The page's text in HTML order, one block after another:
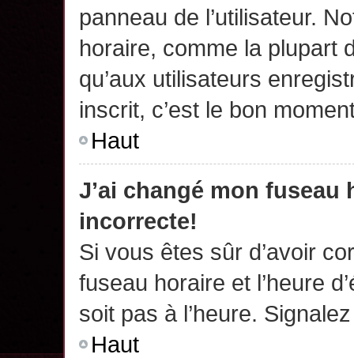
panneau de l’utilisateur.
horaire, comme la plupart
qu’aux utilisateurs
inscrit, c’est le bon
Haut
J’ai changé mon fuseau
incorrecte!
Si vous êtes sûr d’avoir
fuseau horaire et l’heure
soit pas à l’heure.
Haut